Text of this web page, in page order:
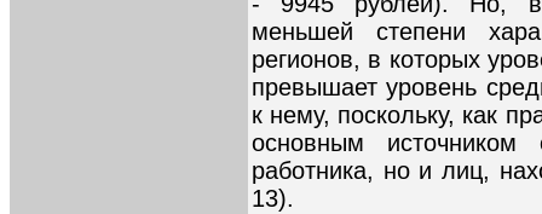
меньшей степени
регионов, в которых
превышает уровень
к нему, поскольку, как
основным
работника, но и лиц,
13).